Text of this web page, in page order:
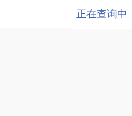
正在查询中